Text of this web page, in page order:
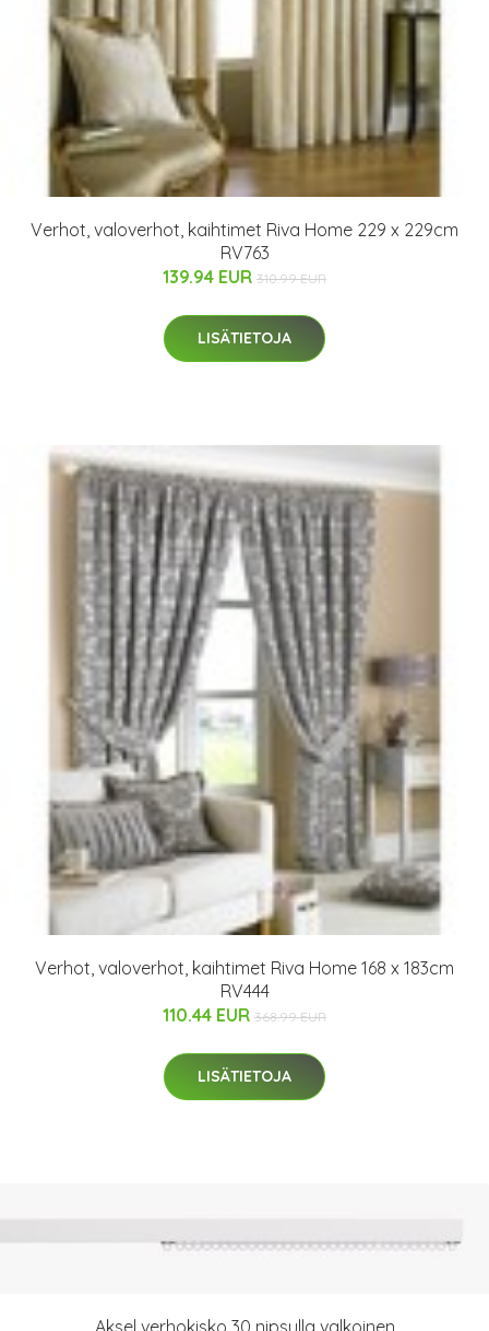
Verhot, valoverhot, kaihtimet Riva Home 229 x 229cm
RV763
139.94 EUR 310.99 EUR
LISÄTIETOJA
Verhot, valoverhot, kaihtimet Riva Home 168 x 183cm
RV444
110.44 EUR 368.99 EUR
LISÄTIETOJA